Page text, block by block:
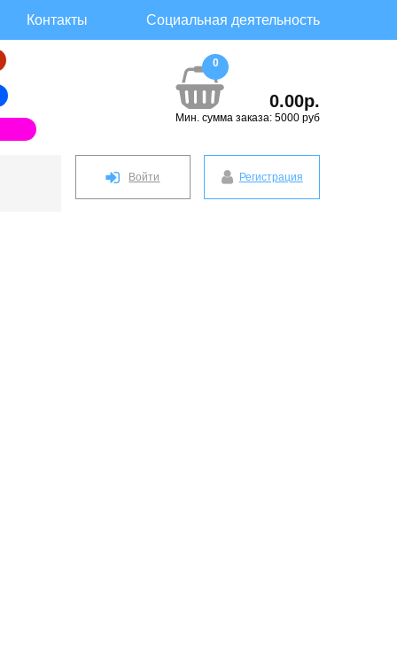
Контакты Социальная деятельность
0
0.00р.
Мин. сумма заказа: 5000 руб
Регистрация
Войти